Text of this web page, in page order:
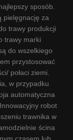
sposób.
pielęgnację za
trawy produkcji
trawy marki
do wszelkiego
przystosować
połaci ziemi.
w przypadku
automatyczna
robot
trawnika w
ścina
czasem lub